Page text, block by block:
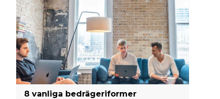
8 vanliga bedrägeriformer